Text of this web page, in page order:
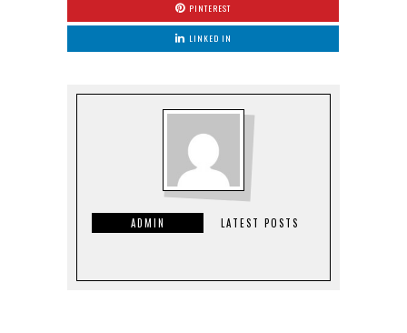
PINTEREST
LINKED IN
ADMIN LATEST POSTS